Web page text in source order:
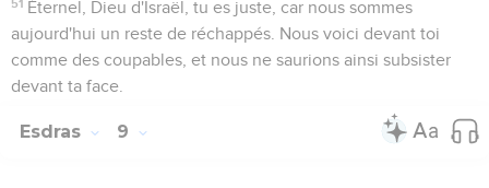
51 Éternel, Dieu d'Israël, tu es juste, car nous sommes
aujourd'hui un reste de réchappés. Nous voici devant toi
comme des coupables, et nous ne saurions ainsi subsister
devant ta face.
Esdras 9